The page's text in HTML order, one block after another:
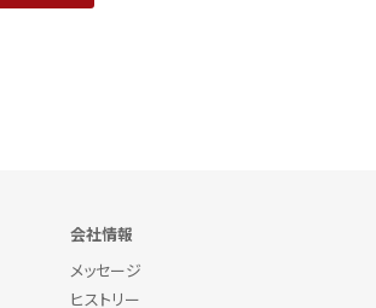
会社情報
メッセージ
ヒストリー